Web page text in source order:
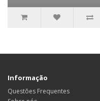
Informação
Questões Frequentes